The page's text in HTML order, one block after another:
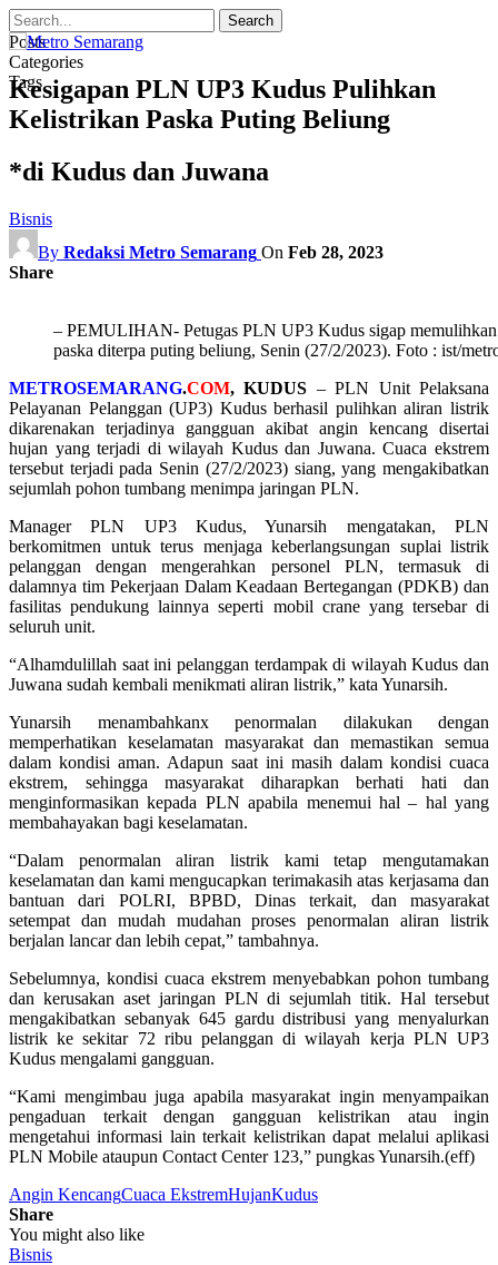
Posts
Categories
Tags
Kesigapan PLN UP3 Kudus Pulihkan
Kelistrikan Paska Puting Beliung
*di Kudus dan Juwana
Bisnis
By Redaksi Metro Semarang On Feb 28, 2023
Share
– PEMULIHAN- Petugas PLN UP3 Kudus sigap
paska diterpa puting beliung, Senin (27/2/2023). Foto : ist/
METROSEMARANG.COM, KUDUS – PLN Unit Pelaksana
Pelayanan Pelanggan (UP3) Kudus berhasil pulihkan aliran listrik
dikarenakan terjadinya gangguan akibat angin kencang disertai
hujan yang terjadi di wilayah Kudus dan Juwana. Cuaca ekstrem
tersebut terjadi pada Senin (27/2/2023) siang, yang mengakibatkan
sejumlah pohon tumbang menimpa jaringan PLN.
Manager PLN UP3 Kudus, Yunarsih mengatakan, PLN
berkomitmen untuk terus menjaga keberlangsungan suplai listrik
pelanggan dengan mengerahkan personel PLN, termasuk di
dalamnya tim Pekerjaan Dalam Keadaan Bertegangan (PDKB) dan
fasilitas pendukung lainnya seperti mobil crane yang tersebar di
seluruh unit.
“Alhamdulillah saat ini pelanggan terdampak di wilayah Kudus dan
Juwana sudah kembali menikmati aliran listrik,” kata Yunarsih.
Yunarsih menambahkanx penormalan dilakukan dengan
memperhatikan keselamatan masyarakat dan memastikan semua
dalam kondisi aman. Adapun saat ini masih dalam kondisi cuaca
ekstrem, sehingga masyarakat diharapkan berhati hati dan
menginformasikan kepada PLN apabila menemui hal – hal yang
membahayakan bagi keselamatan.
“Dalam penormalan aliran listrik kami tetap mengutamakan
keselamatan dan kami mengucapkan terimakasih atas kerjasama dan
bantuan dari POLRI, BPBD, Dinas terkait, dan masyarakat
setempat dan mudah mudahan proses penormalan aliran listrik
berjalan lancar dan lebih cepat,” tambahnya.
Sebelumnya, kondisi cuaca ekstrem menyebabkan pohon tumbang
dan kerusakan aset jaringan PLN di sejumlah titik. Hal tersebut
mengakibatkan sebanyak 645 gardu distribusi yang menyalurkan
listrik ke sekitar 72 ribu pelanggan di wilayah kerja PLN UP3
Kudus mengalami gangguan.
“Kami mengimbau juga apabila masyarakat ingin menyampaikan
pengaduan terkait dengan gangguan kelistrikan atau ingin
mengetahui informasi lain terkait kelistrikan dapat melalui aplikasi
PLN Mobile ataupun Contact Center 123,” pungkas Yunarsih.(eff)
Angin KencangCuaca EkstremHujanKudus
Share
You might also like
Bisnis